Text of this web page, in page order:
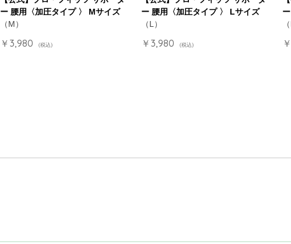
ー 腰用〈加圧タイプ 〉 Mサイズ
（M）
￥3,980 (税込)
ー 腰用〈加圧タイプ 〉 Lサイズ
（L）
￥3,980 (税込)